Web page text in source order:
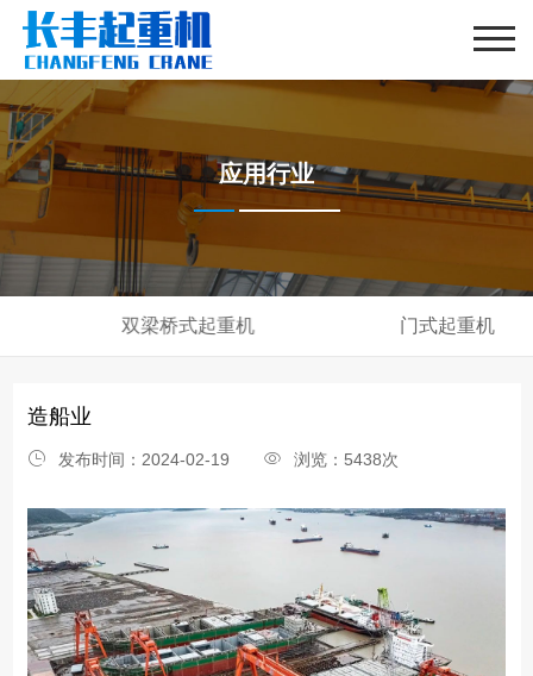
应用行业
双梁桥式起重机 门式起重机
造船业
发布时间：2024-02-19 浏览：5438次